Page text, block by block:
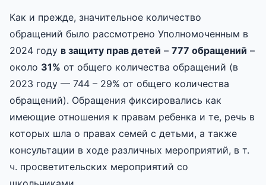
Как и прежде, значительное количество
обращений было рассмотрено Уполномоченным в
2024 году в защиту прав детей – 777 обращений –
около 31% от общего количества обращений (в
2023 году — 744 – 29% от общего количества
обращений). Обращения фиксировались как
имеющие отношения к правам ребенка и те, речь в
которых шла о правах семей с детьми, а также
консультации в ходе различных мероприятий, в т.
ч. просветительских мероприятий со